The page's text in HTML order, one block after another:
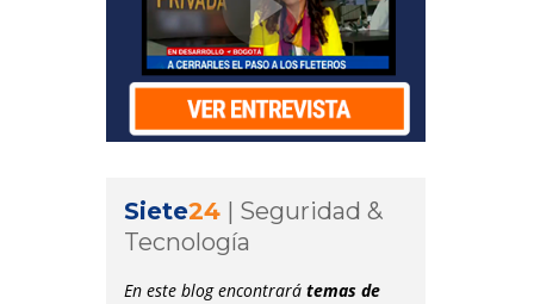
Siete24 | Seguridad &
Tecnología
En este blog encontrará temas de